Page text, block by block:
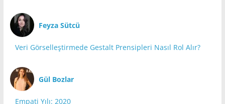
Feyza Sütcü
Veri Görselleştirmede Gestalt Prensipleri Nasıl Rol Alır?
Gül Bozlar
Empati Yılı: 2020